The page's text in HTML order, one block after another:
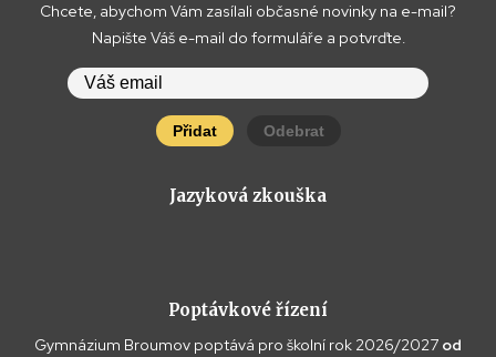
Chcete, abychom Vám zasílali občasné novinky na e-mail?
Napište Váš e-mail do formuláře a potvrďte.
Přidat Odebrat
Jazyková zkouška
Poptávkové řízení
Gymnázium Broumov poptává pro školní rok 2026/2027 od